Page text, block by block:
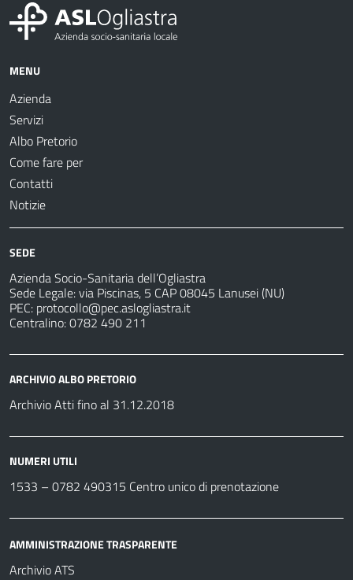
MENU
Azienda
Servizi
Albo Pretorio
Come fare per
Contatti
Notizie
SEDE
Azienda Socio-Sanitaria dell’Ogliastra
Sede Legale: via Piscinas, 5 CAP 08045 Lanusei (NU)
PEC: protocollo@pec.aslogliastra.it
Centralino: 0782 490 211
ARCHIVIO ALBO PRETORIO
Archivio Atti fino al 31.12.2018
NUMERI UTILI
1533 – 0782 490315 Centro unico di prenotazione
AMMINISTRAZIONE TRASPARENTE
Archivio ATS